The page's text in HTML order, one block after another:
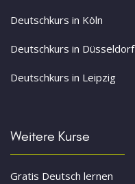
Deutschkurs in Köln
Deutschkurs in Düsseldorf
Deutschkurs in Leipzig
Weitere Kurse
Gratis Deutsch lernen